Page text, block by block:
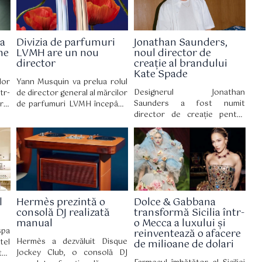
o
care definesc vara. La 15 ani
de la prima ediție, Summer
Well revine cu un line-up
eclectic și un univers
construit în jurul culturii
contemporane.
Divizia de parfumuri
LVMH are un nou
director
Yann Musquin va prelua rolul
de director general al mărcilor
de parfumuri LVMH începând
Romain Spitzer, care
părăsește grupul după 10 ani
la conducerea diviziei.
Jonathan Saunders,
noul director de
creație al brandului
Kate Spade
Designerul Jonathan
Saunders a fost numit
director de creație pentru
Kate Spade, marcând un
moment-cheie pentru brandul
newyorkez, care a funcționat
în ultimii cinci ani fără o
persoană anume în acest
post.
Hermès prezintă o
consolă DJ realizată
manual
Hermès a dezvăluit Disque
Jockey Club, o consolă DJ
Dolce & Gabbana
transformă Sicilia într-
o Mecca a luxului și
reinventează o afacere
de milioane de dolari